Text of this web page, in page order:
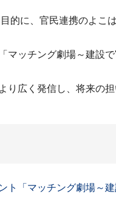
的に、官民連携のよこ
マッチング劇場～建設
広く発信し、将来の担
「マッチング劇場～建